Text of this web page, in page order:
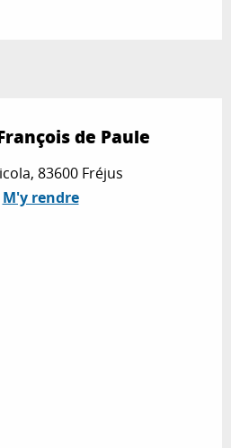
de Paule
83600 Fréjus
M'y rendre